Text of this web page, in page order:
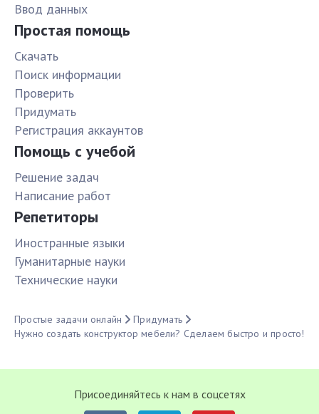
Ввод данных
Простая помощь
Скачать
Поиск информации
Проверить
Придумать
Pегистрация аккаунтов
Помощь с учебой
Решение задач
Написание работ
Репетиторы
Иностранные языки
Гуманитарные науки
Технические науки
Простые задачи онлайн
Придумать
Нужно создать конструктор мебели? Сделаем быстро и просто!
Присоединяйтесь к нам в соцсетях